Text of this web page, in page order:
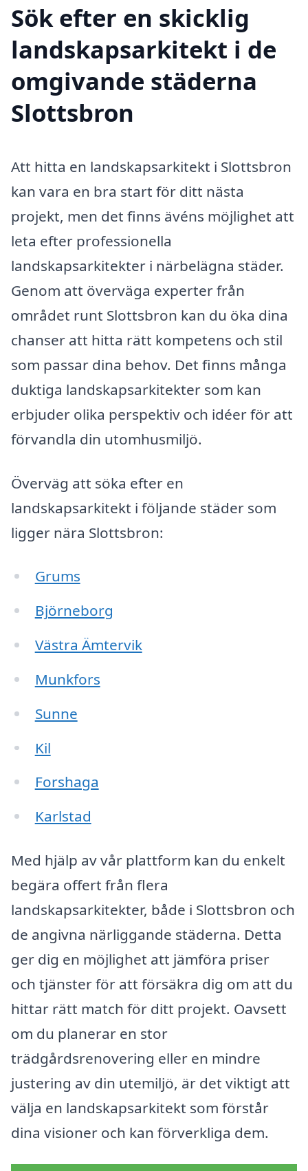
Sök efter en skicklig
landskapsarkitekt i de
omgivande städerna
Slottsbron
Att hitta en landskapsarkitekt i Slottsbron
kan vara en bra start för ditt nästa
projekt, men det finns ävéns möjlighet att
leta efter professionella
landskapsarkitekter i närbelägna städer.
Genom att överväga experter från
området runt Slottsbron kan du öka dina
chanser att hitta rätt kompetens och stil
som passar dina behov. Det finns många
duktiga landskapsarkitekter som kan
erbjuder olika perspektiv och idéer för att
förvandla din utomhusmiljö.
Överväg att söka efter en
landskapsarkitekt i följande städer som
ligger nära Slottsbron:
Grums
Björneborg
Västra Ämtervik
Munkfors
Sunne
Kil
Forshaga
Karlstad
Med hjälp av vår plattform kan du enkelt
begära offert från flera
landskapsarkitekter, både i Slottsbron och
de angivna närliggande städerna. Detta
ger dig en möjlighet att jämföra priser
och tjänster för att försäkra dig om att du
hittar rätt match för ditt projekt. Oavsett
om du planerar en stor
trädgårdsrenovering eller en mindre
justering av din utemiljö, är det viktigt att
välja en landskapsarkitekt som förstår
dina visioner och kan förverkliga dem.